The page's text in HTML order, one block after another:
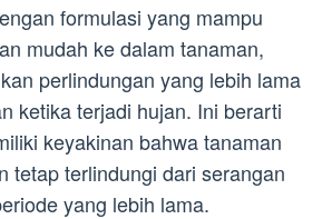
formulasi yang mampu
mudah ke dalam tanaman,
perlindungan yang lebih lama
ketika terjadi hujan. Ini berarti
keyakinan bahwa tanaman
tetap terlindungi dari serangan
yang lebih lama.